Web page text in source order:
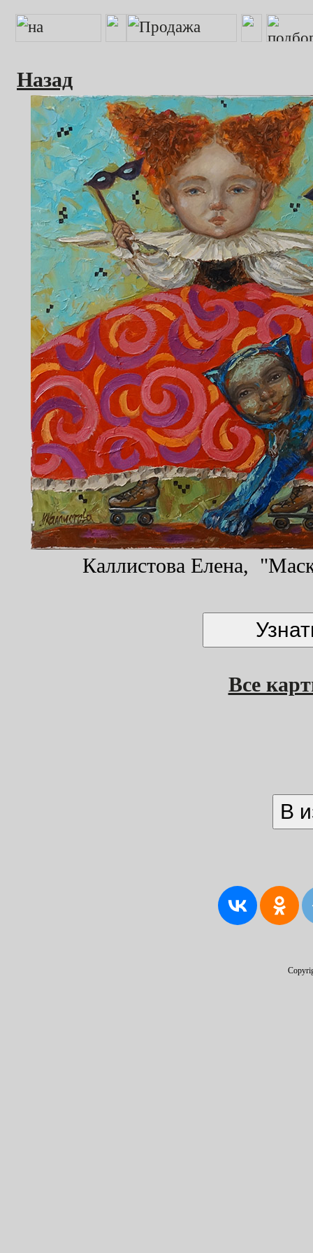
Назад
Каллистова Елена,
Все